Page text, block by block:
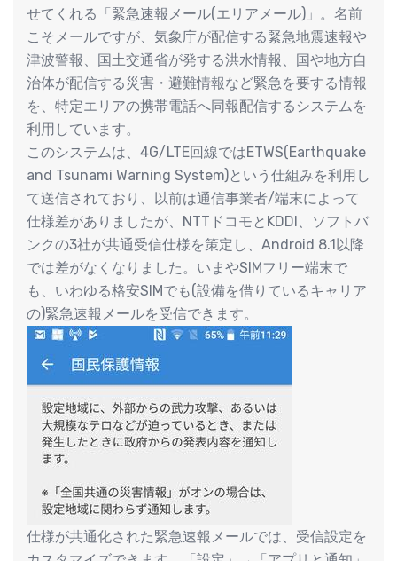
せてくれる「緊急速報メール(エリアメール)」。名前
こそメールですが、気象庁が配信する緊急地震速報や
津波警報、国土交通省が発する洪水情報、国や地方自
治体が配信する災害・避難情報など緊急を要する情報
を、特定エリアの携帯電話へ同報配信するシステムを
利用しています。
このシステムは、4G/LTE回線ではETWS(Earthquake
and Tsunami Warning System)という仕組みを利用し
て送信されており、以前は通信事業者/端末によって
仕様差がありましたが、NTTドコモとKDDI、ソフトバ
ンクの3社が共通受信仕様を策定し、Android 8.1以降
では差がなくなりました。いまやSIMフリー端末で
も、いわゆる格安SIMでも(設備を借りているキャリア
の)緊急速報メールを受信できます。
仕様が共通化された緊急速報メールでは、受信設定を